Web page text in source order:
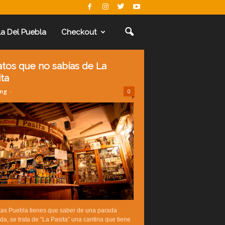
Del Puebla Checkout
que no sabías de La
- 0
Puebla tienes que saber de una parada
se trata de “La Pasita” una cantina que tiene